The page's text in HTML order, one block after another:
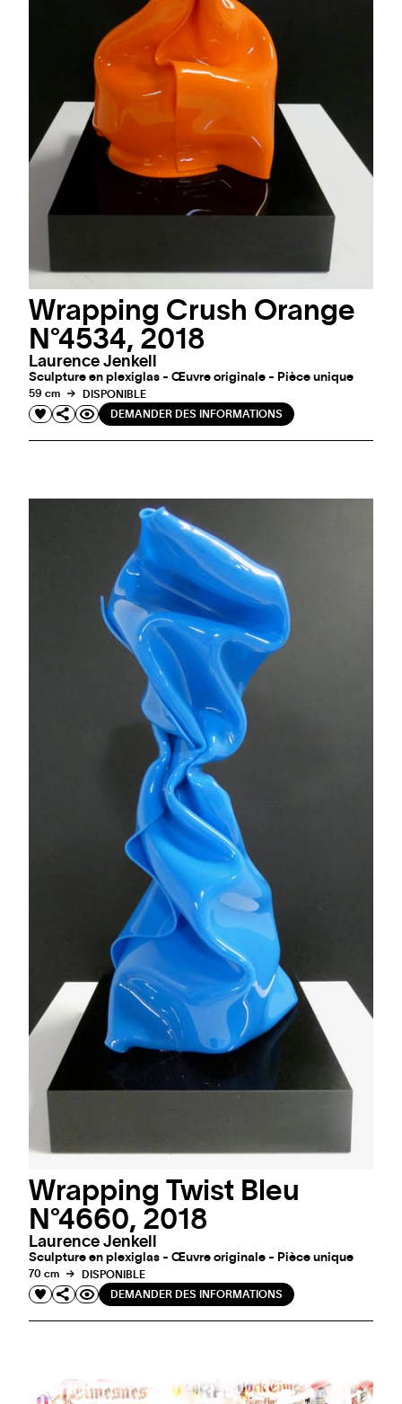
Wrapping Crush Orange
N°4534, 2018
Laurence Jenkell
Sculpture en plexiglas - Œuvre originale - Pièce unique
59 cm
DISPONIBLE
DEMANDER DES INFORMATIONS
Wrapping Twist Bleu
N°4660, 2018
Laurence Jenkell
Sculpture en plexiglas - Œuvre originale - Pièce unique
70 cm
DISPONIBLE
DEMANDER DES INFORMATIONS